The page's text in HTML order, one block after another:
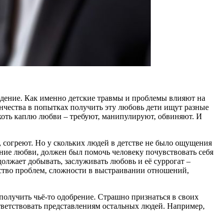
Как именно детские травмы и проблемы влияют на
в попытках получить эту любовь дети ищут разные
каплю любви – требуют, манипулируют, обвиняют. И
согреют. Но у скольких людей в детстве не было ощущения
любви, должен был помочь человеку почувствовать себя
добывать, заслуживать любовь и её суррогат –
проблем, сложности в выстраивании отношений,
чьё-то одобрение. Страшно признаться в своих
представлениям остальных людей. Например,